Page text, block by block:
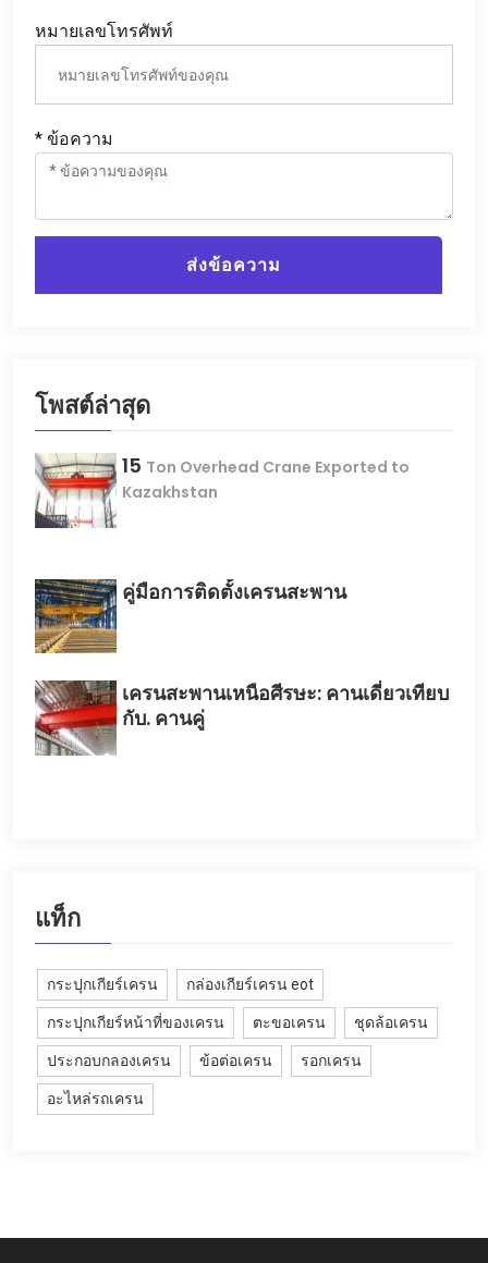
หมายเลขโทรศัพท์
* ข้อความ
ส่งข้อความ
โพสต์ล่าสุด
15 Ton Overhead Crane Exported to
Kazakhstan
คู่มือการติดตั้งเครนสะพาน
เครนสะพานเหนือศีรษะ: คานเดี่ยวเทียบ
กับ. คานคู่
แท็ก
กระปุกเกียร์เครน กล่องเกียร์เครน eot
กระปุกเกียร์หน้าที่ของเครน ตะขอเครน ชุดล้อเครน
ประกอบกลองเครน ข้อต่อเครน รอกเครน
อะไหล่รถเครน